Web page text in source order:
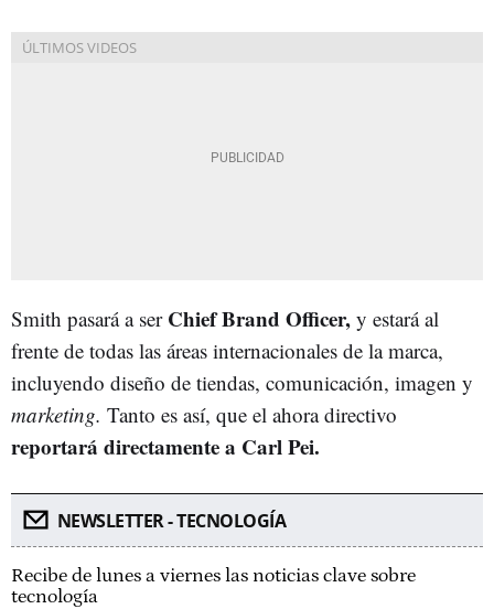
Smith pasará a ser Chief Brand Officer, y estará al
frente de todas las áreas internacionales de la marca,
incluyendo diseño de tiendas, comunicación, imagen y
marketing. Tanto es así, que el ahora directivo
reportará directamente a Carl Pei.
NEWSLETTER - TECNOLOGÍA
Recibe de lunes a viernes las noticias clave sobre
tecnología